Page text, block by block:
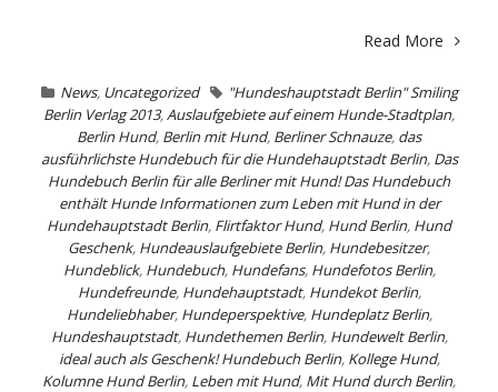
Read More
News, Uncategorized
"Hundeshauptstadt Berlin" Smiling
Berlin Verlag 2013,Auslaufgebiete auf einem Hunde-Stadtplan,
Berlin Hund, Berlin mit Hund, Berliner Schnauze, das
ausführlichste Hundebuch für die Hundehauptstadt Berlin, Das
Hundebuch Berlin für alle Berliner mit Hund! Das Hundebuch
enthält Hunde Informationen zum Leben mit Hund in der
Hundehauptstadt Berlin, Flirtfaktor Hund, Hund Berlin, Hund
Geschenk, Hundeauslaufgebiete Berlin, Hundebesitzer,
Hundeblick, Hundebuch, Hundefans, Hundefotos Berlin,
Hundefreunde, Hundehauptstadt, Hundekot Berlin,
Hundeliebhaber, Hundeperspektive, Hundeplatz Berlin,
Hundeshauptstadt, Hundethemen Berlin, Hundewelt Berlin,
ideal auch als Geschenk! Hundebuch Berlin, Kollege Hund,
Kolumne Hund Berlin, Leben mit Hund, Mit Hund durch Berlin,